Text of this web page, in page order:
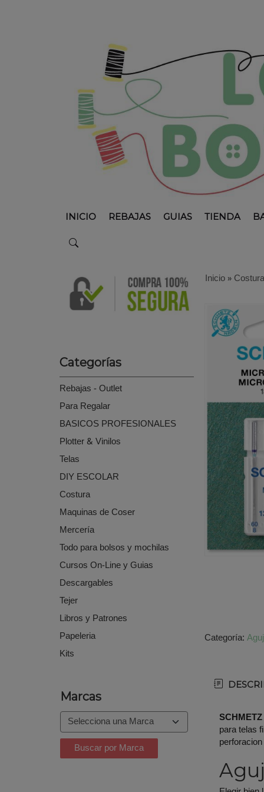
INICIO REBAJAS GUIAS TIENDA
Categorías
Rebajas - Outlet
Para Regalar
BASICOS PROFESIONALES
Plotter & Vinilos
Telas
DIY ESCOLAR
Costura
Maquinas de Coser
Mercería
Todo para bolsos y mochilas
Cursos On-Line y Guias
Descargables
Tejer
Libros y Patrones
Papeleria
Kits
Marcas
Inicio»Costura
Categoría:
para telas